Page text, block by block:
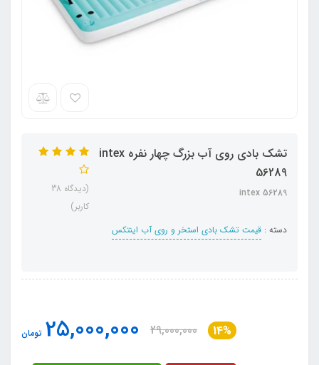
تشک بادی روی آب بزرگ چهار نفره intex
56289
intex 56289
دسته : قیمت تشک بادی استخر و روی آب اینتکس
(دیدگاه 38
کاربر)
14%
29,000,000
25,000,000 تومان